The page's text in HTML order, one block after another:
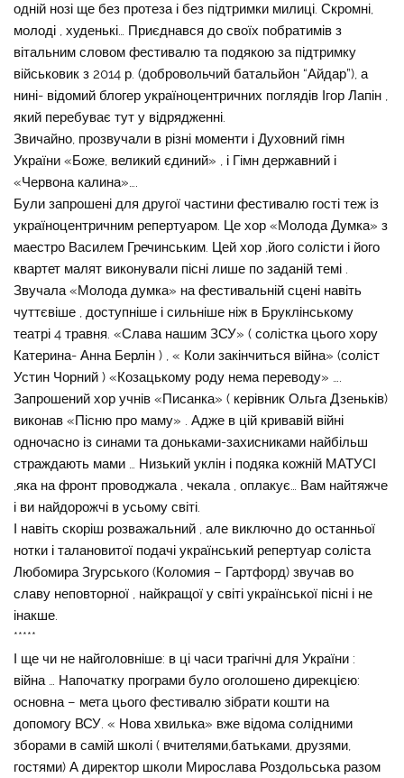
одній нозі ще без протеза і без підтримки милиці. Скромні,
молоді , худенькі… Приєднався до своїх побратимів з
вітальним словом фестивалю та подякою за підтримку
військовик з 2014 р. (добровольчий батальйон “Айдар”), а
нині- відомий блогер україноцентричних поглядів Ігор Лапін ,
який перебуває тут у відрядженні.
Звичайно, прозвучали в різні моменти і Духовний гімн
України «Боже, великий єдиний» , і Гімн державний і
«Червона калина»….
Були запрошені для другої частини фестивалю гості теж із
україноцентричним репертуаром. Це хор «Молода Думка» з
маестро Василем Гречинським. Цей хор ,його солісти і його
квартет малят виконували пісні лише по заданій темі .
Звучала «Молода думка» на фестивальній сцені навіть
чуттєвіше , доступніше і сильніше ніж в Бруклінському
театрі 4 травня. «Слава нашим ЗСУ» ( солістка цього хору
Катерина- Анна Берлін ) , « Коли закінчиться війна» (соліст
Устин Чорний ) «Козацькому роду нема переводу» ….
Запрошений хор учнів «Писанка» ( керівник Ольга Дзеньків)
виконав «Пісню про маму» . Адже в цій кривавій війні
одночасно із синами та доньками-захисниками найбільш
страждають мами … Низький уклін і подяка кожній МАТУСІ
,яка на фронт проводжала , чекала , оплакує… Вам найтяжче
і ви найдорожчі в усьому світі.
І навіть скоріш розважальний , але виключно до останньої
нотки і талановитої подачі український репертуар соліста
Любомира Згурського (Коломия – Гартфорд) звучав во
славу неповторної , найкращої у світі української пісні і не
інакше.
*****
І ще чи не найголовніше: в ці часи трагічні для України :
війна … Напочатку програми було оголошено дирекцією:
основна – мета цього фестивалю зібрати кошти на
допомогу ВСУ. « Нова хвилька» вже відома солідними
зборами в самій школі ( вчителями,батьками, друзями,
гостями) А директор школи Мирослава Роздольська разом